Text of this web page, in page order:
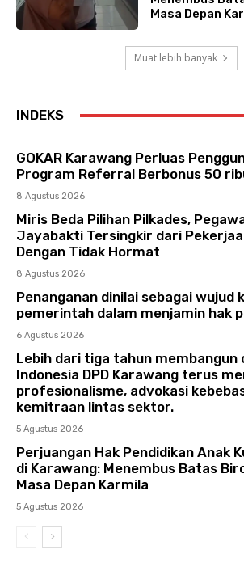
Masa Depan
Muat lebih banyak
INDEKS
GOKAR Karawang Perluas
Program Referral Berbonus 50
8 Agustus 2026
Miris Beda Pilihan Pilkades,
Jayabakti Tersingkir dari
Dengan Tidak Hormat
8 Agustus 2026
Penanganan dinilai sebagai wujud
pemerintah dalam menjamin hak
6 Agustus 2026
Lebih dari tiga tahun membangun
Indonesia DPD Karawang terus
profesionalisme, advokasi
kemitraan lintas sektor.
5 Agustus 2026
Perjuangan Hak Pendidikan Anak
di Karawang: Menembus Batas
Masa Depan Karmila
5 Agustus 2026